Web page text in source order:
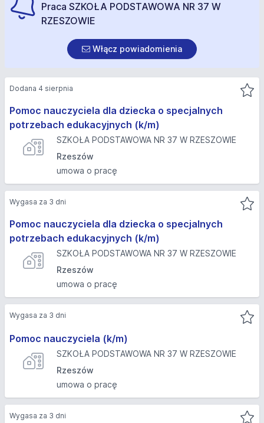
Praca SZKOŁA PODSTAWOWA NR 37 W
RZESZOWIE
Włącz powiadomienia
Pomoc nauczyciela dla dziecka o specjalnych
potrzebach edukacyjnych (k/m)
SZKOŁA PODSTAWOWA NR 37 W RZESZOWIE
Rzeszów
umowa o pracę
Dodana 4 sierpnia
Pomoc nauczyciela dla dziecka o specjalnych
potrzebach edukacyjnych (k/m)
SZKOŁA PODSTAWOWA NR 37 W RZESZOWIE
Rzeszów
umowa o pracę
Wygasa za 3 dni
Pomoc nauczyciela (k/m)
SZKOŁA PODSTAWOWA NR 37 W RZESZOWIE
Rzeszów
umowa o pracę
Wygasa za 3 dni
Wygasa za 3 dni